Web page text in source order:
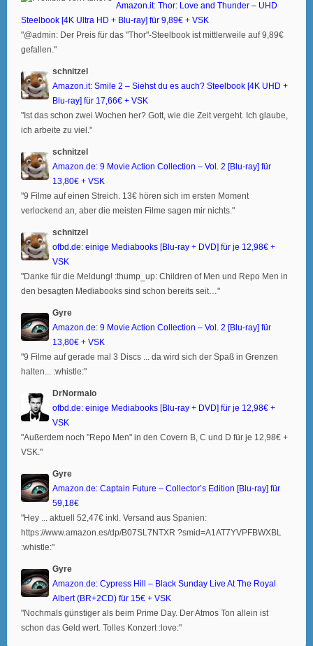
Amazon.it: Thor: Love and Thunder – UHD
Steelbook [4K Ultra HD + Blu-ray] für 9,89€ + VSK
"@admin: Der Preis für das "Thor"-Steelbook ist mittlerweile auf 9,89€
gefallen."
schnitzel
Amazon.it: Smile 2 – Siehst du es auch? Steelbook [4K UHD +
Blu-ray] für 17,66€ + VSK
"Ist das schon zwei Wochen her? Gott, wie die Zeit vergeht. Ich glaube,
ich arbeite zu viel."
schnitzel
Amazon.de: 9 Movie Action Collection – Vol. 2 [Blu-ray] für
13,80€ + VSK
"9 Filme auf einen Streich. 13€ hören sich im ersten Moment
verlockend an, aber die meisten Filme sagen mir nichts."
schnitzel
ofbd.de: einige Mediabooks [Blu-ray + DVD] für je 12,98€ +
VSK
"Danke für die Meldung! :thump_up: Children of Men und Repo Men in
den besagten Mediabooks sind schon bereits seit…"
Gyre
Amazon.de: 9 Movie Action Collection – Vol. 2 [Blu-ray] für
13,80€ + VSK
"9 Filme auf gerade mal 3 Discs ... da wird sich der Spaß in Grenzen
halten... :whistle:"
DrNormalo
ofbd.de: einige Mediabooks [Blu-ray + DVD] für je 12,98€ +
VSK
"Außerdem noch "Repo Men" in den Covern B, C und D für je 12,98€ +
VSK."
Gyre
Amazon.de: Captain Future – Collector’s Edition [Blu-ray] für
59,18€
"Hey ... aktuell 52,47€ inkl. Versand aus Spanien:
https://www.amazon.es/dp/B07SL7NTXR ?smid=A1AT7YVPFBWXBL
:whistle:"
Gyre
Amazon.de: Cypress Hill – Black Sunday Live At The Royal
Albert (BR+2CD) für 15€ + VSK
"Nochmals günstiger als beim Prime Day. Der Atmos Ton allein ist
schon das Geld wert. Tolles Konzert :love:"